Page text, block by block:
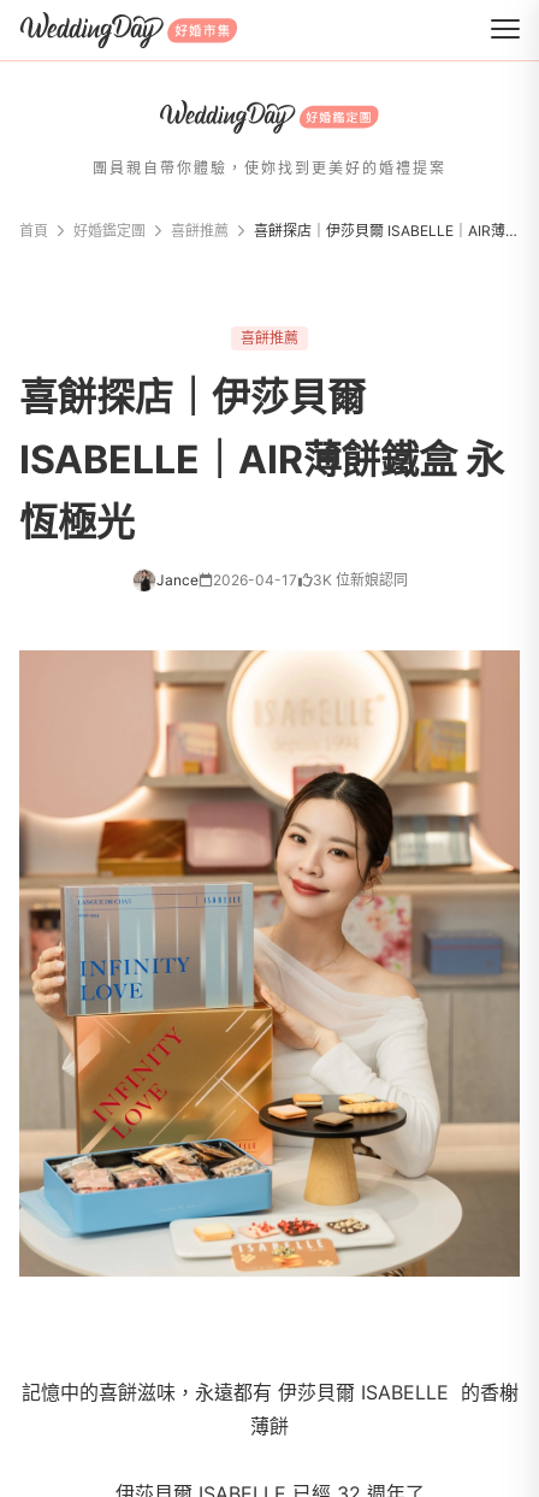
WeddingDay 好婚市集
團員親自帶你體驗，使妳找到更美好的婚禮提案
首頁 好婚鑑定團 喜餅推薦 喜餅探店｜伊莎貝爾 ISABELLE｜AIR薄餅鐵盒 永恆極光
喜餅推薦
喜餅探店｜伊莎貝爾
ISABELLE｜AIR薄餅鐵盒 永
恆極光
Jance 2026-04-17 3K 位新娘認同
記憶中的喜餅滋味，永遠都有 伊莎貝爾 ISABELLE 的香榭
薄餅